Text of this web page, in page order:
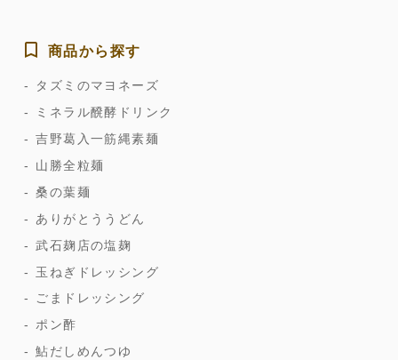
商品から探す
タズミのマヨネーズ
ミネラル醗酵ドリンク
吉野葛入一筋縄素麺
山勝全粒麺
桑の葉麺
ありがとううどん
武石麹店の塩麹
玉ねぎドレッシング
ごまドレッシング
ポン酢
鮎だしめんつゆ